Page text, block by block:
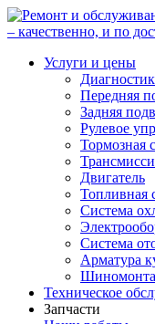
Услуги и цены
Передняя
Задняя
Рулевое
Тормозная
Двигатель
Топливная
Система
Система
Арматура
Техническое
Запчасти